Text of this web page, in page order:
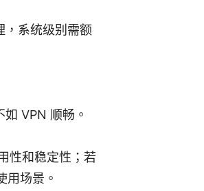
，系统级别需额
VPN 顺畅。
性和稳定性；若
用场景。